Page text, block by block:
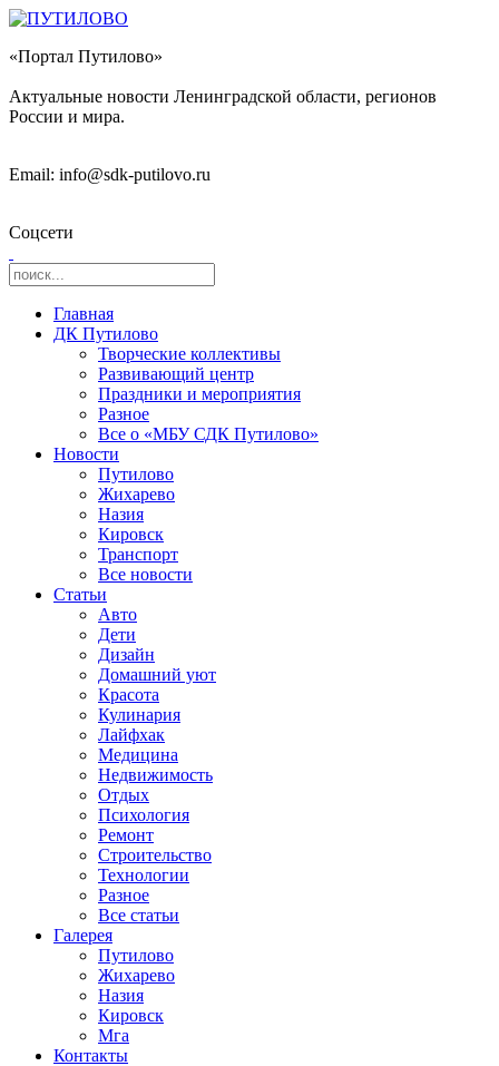
«Портал Путилово»
Актуальные новости Ленинградской области, регионов
России и мира.
Email: info@sdk-putilovo.ru
Соцсети
Главная
ДК Путилово
Творческие коллективы
Развивающий центр
Праздники и мероприятия
Разное
Все о «МБУ СДК Путилово»
Новости
Путилово
Жихарево
Назия
Кировск
Транспорт
Все новости
Статьи
Авто
Дети
Дизайн
Домашний уют
Красота
Кулинария
Лайфхак
Медицина
Недвижимость
Отдых
Психология
Ремонт
Строительство
Технологии
Разное
Все статьи
Галерея
Путилово
Жихарево
Назия
Кировск
Мга
Контакты